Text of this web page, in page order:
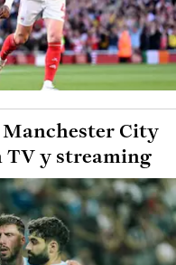
Manchester City
TV y streaming